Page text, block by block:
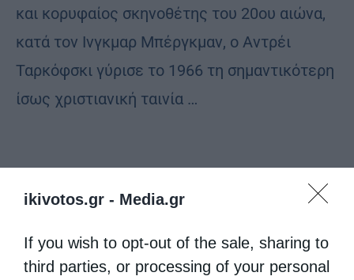
ikivotos.gr - Media.gr
If you wish to opt-out of the sale, sharing to
third parties, or processing of your personal
και κορυφαίος σκηνοθέτης του 20ου αιώνα,
κατά τον Ινγκµαρ Μπέργκµαν, ο Αντρέι
Ταρκόφσκι γύρισε το 1966 τη σηµαντικότερη
ίσως χριστιανική ταινία …